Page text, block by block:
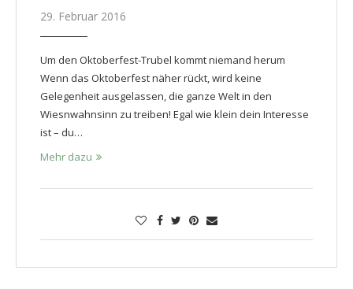
29. Februar 2016
Um den Oktoberfest-Trubel kommt niemand herum
Wenn das Oktoberfest näher rückt, wird keine
Gelegenheit ausgelassen, die ganze Welt in den
Wiesnwahnsinn zu treiben! Egal wie klein dein Interesse
ist – du…
Mehr dazu